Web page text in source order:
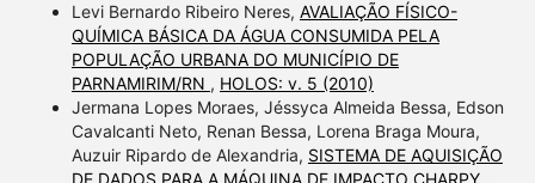
Levi Bernardo Ribeiro Neres, AVALIAÇÃO FÍSICO-
QUÍMICA BÁSICA DA ÁGUA CONSUMIDA PELA
POPULAÇÃO URBANA DO MUNICÍPIO DE
PARNAMIRIM/RN , HOLOS: v. 5 (2010)
Jermana Lopes Moraes, Jéssyca Almeida Bessa, Edson
Cavalcanti Neto, Renan Bessa, Lorena Braga Moura,
Auzuir Ripardo de Alexandria, SISTEMA DE AQUISIÇÃO